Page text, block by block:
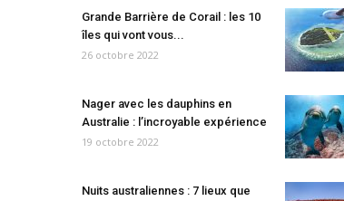
Grande Barrière de Corail : les 10
îles qui vont vous...
26 octobre 2022
Nager avec les dauphins en
Australie : l’incroyable expérience
19 octobre 2022
Nuits australiennes : 7 lieux que